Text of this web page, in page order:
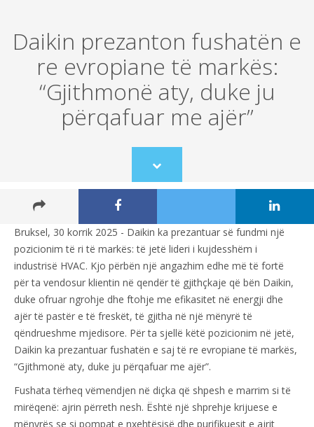
Daikin prezanton fushatën e
re evropiane të markës:
“Gjithmonë aty, duke ju
përqafuar me ajër”
Scroll
to
Bruksel, 30 korrik 2025 - Daikin ka prezantuar së fundmi një
pozicionim të ri të markës: të jetë lideri i kujdesshëm i
industrisë HVAC. Kjo përbën një angazhim edhe më të fortë
për ta vendosur klientin në qendër të gjithçkaje që bën Daikin,
duke ofruar ngrohje dhe ftohje me efikasitet në energji dhe
ajër të pastër e të freskët, të gjitha në një mënyrë të
qëndrueshme mjedisore. Për ta sjellë këtë pozicionim në jetë,
Daikin ka prezantuar fushatën e saj të re evropiane të markës,
“Gjithmonë aty, duke ju përqafuar me ajër”.
Fushata tërheq vëmendjen në diçka që shpesh e marrim si të
mirëqenë: ajrin përreth nesh. Është një shprehje krijuese e
mënyrës se si pompat e nxehtësisë dhe purifikuesit e ajrit